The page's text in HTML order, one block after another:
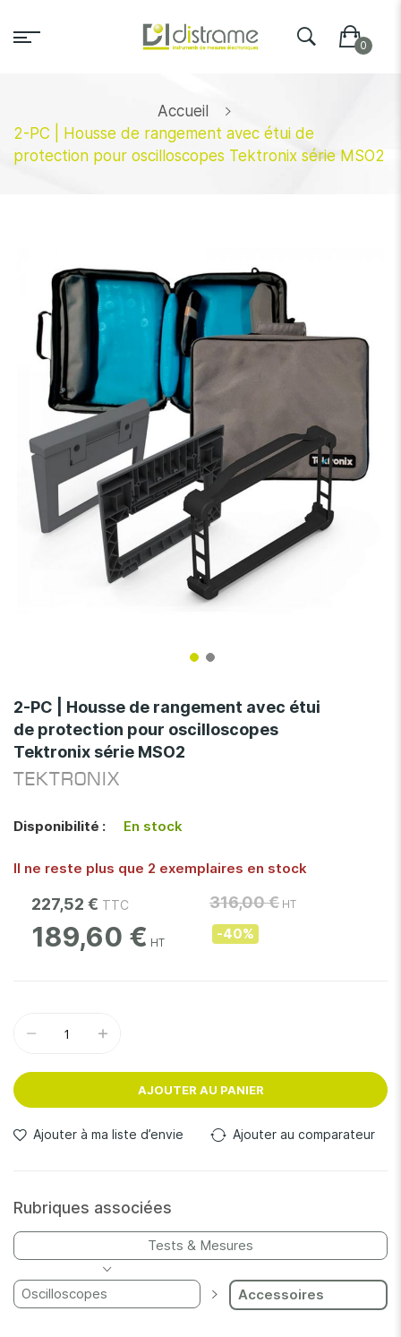
Accueil
2-PC | Housse de rangement avec étui de
protection pour oscilloscopes Tektronix série MSO2
images
gallery
to
the
beginning
of
the
2-PC | Housse de rangement avec étui
de protection pour oscilloscopes
Tektronix série MSO2
TEKTRONIX
Disponibilité : En stock
Il ne reste plus que 2 exemplaires en stock
227,52 €
189,60 €
316,00 €
-40%
AJOUTER AU PANIER
Ajouter à ma liste d’envie Ajouter au comparateur
Rubriques associées
Tests & Mesures
Oscilloscopes Accessoires